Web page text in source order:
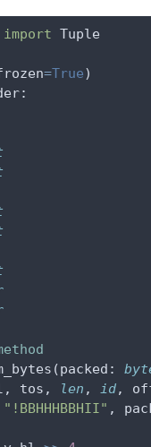
import Tuple
=True)
tos,
len , id,
"!BBHHHBBHII" ,